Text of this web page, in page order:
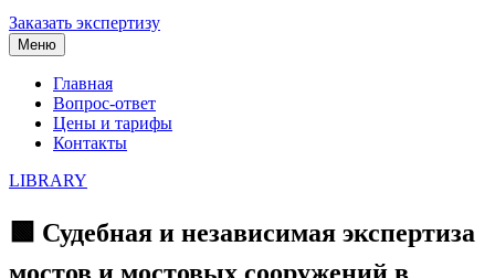
Заказать экспертизу
Меню
Главная
Вопрос-ответ
Цены и тарифы
Контакты
LIBRARY
🟩 Судебная и независимая экспертиза